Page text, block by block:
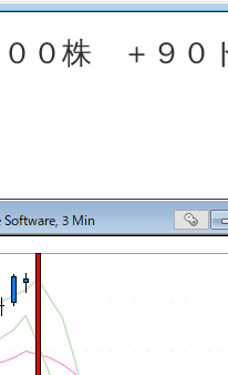
０株 ＋９０